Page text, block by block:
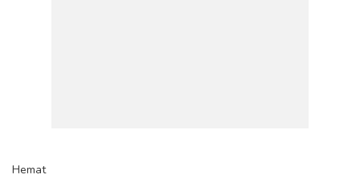
Hemat